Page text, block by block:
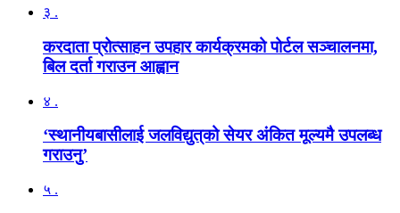
३ .
करदाता प्रोत्साहन उपहार कार्यक्रमको पोर्टल सञ्चालनमा,
बिल दर्ता गराउन आह्वान
४ .
‘स्थानीयबासीलाई जलविद्युत्‌को सेयर अंकित मूल्यमै उपलब्ध
गराउनु’
५ .